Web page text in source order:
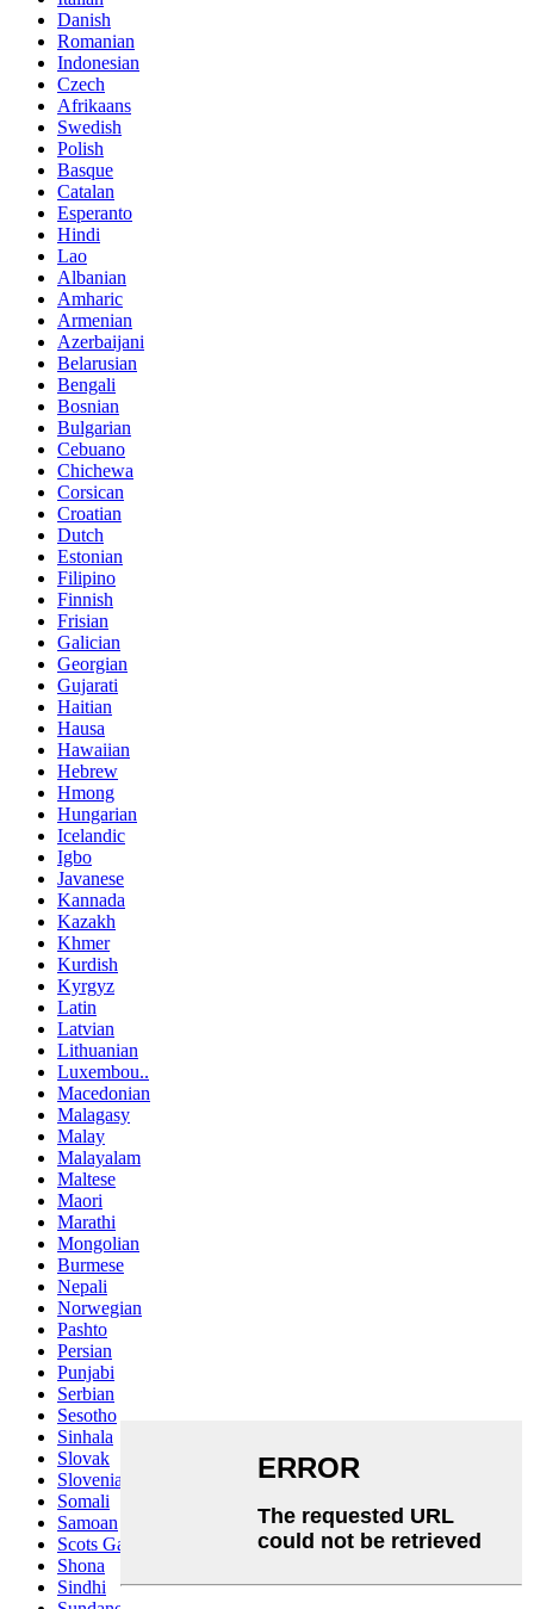
Danish
Romanian
Indonesian
Czech
Afrikaans
Swedish
Polish
Basque
Catalan
Esperanto
Hindi
Lao
Albanian
Amharic
Armenian
Azerbaijani
Belarusian
Bengali
Bosnian
Bulgarian
Cebuano
Chichewa
Corsican
Croatian
Dutch
Estonian
Filipino
Finnish
Frisian
Galician
Georgian
Gujarati
Haitian
Hausa
Hawaiian
Hebrew
Hmong
Hungarian
Icelandic
Igbo
Javanese
Kannada
Kazakh
Khmer
Kurdish
Kyrgyz
Latin
Latvian
Lithuanian
Luxembou..
Macedonian
Malagasy
Malay
Malayalam
Maltese
Maori
Marathi
Mongolian
Burmese
Nepali
Norwegian
Pashto
Persian
Punjabi
Serbian
Sesotho
Sinhala
Slovak
Slovenian
Somali
Samoan
Scots Gaelic
Shona
Sindhi